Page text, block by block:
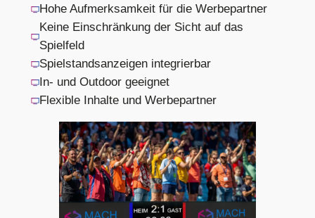
Hohe Aufmerksamkeit für die Werbepartner
Keine Einschränkung der Sicht auf das
Spielfeld
Spielstandsanzeigen integrierbar
In- und Outdoor geeignet
Flexible Inhalte und Werbepartner